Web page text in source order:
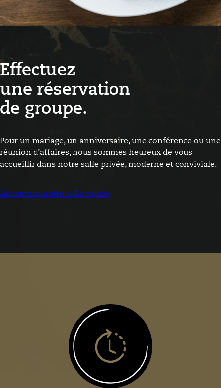
Effectuez
une réservation
de groupe.
Pour un mariage, un anniversaire, une conférence ou une
réunion d’affaires, nous sommes heureux de vous
accueillir dans notre salle privée, moderne et conviviale.
Découvrez notre salle privée